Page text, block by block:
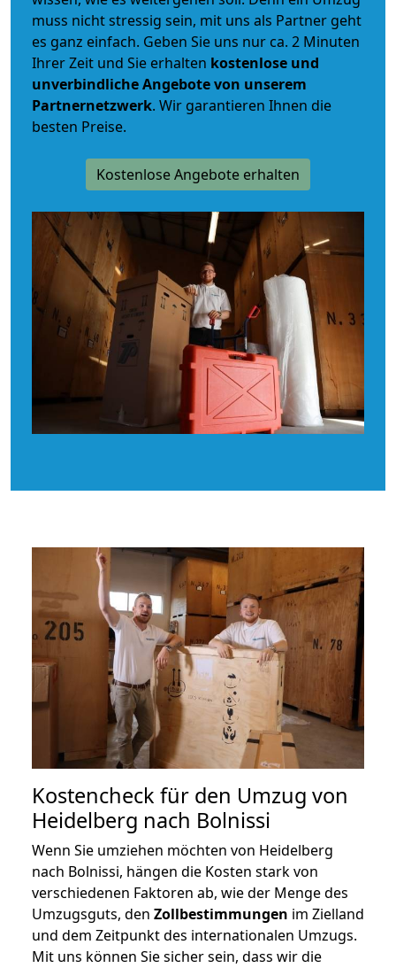
muss nicht stressig sein, mit uns als Partner geht
es ganz einfach. Geben Sie uns nur ca. 2 Minuten
Ihrer Zeit und Sie erhalten kostenlose und
unverbindlicheAngebote von unserem
Partnernetzwerk. Wir garantieren Ihnen die
besten Preise.
Kostenlose Angebote erhalten
Kostencheck für den Umzug von
Heidelberg nach Bolnissi
Wenn Sie umziehen möchten von Heidelberg
nach Bolnissi, hängen die Kosten stark von
verschiedenen Faktoren ab, wie der Menge des
Umzugsguts, den Zollbestimmungen im Zielland
und dem Zeitpunkt des internationalen Umzugs.
Mit uns können Sie sicher sein, dass wir die